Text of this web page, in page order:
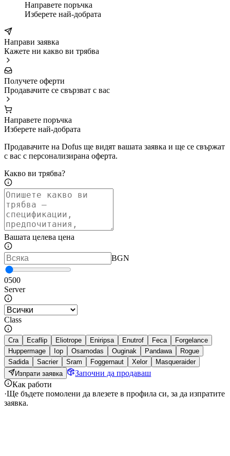
Направете поръчка
Изберете най-добрата
Направи заявка
Кажете ни какво ви трябва
Получете оферти
Продавачите се свързват с вас
Направете поръчка
Изберете най-добрата
Продавачите на Dofus ще видят вашата заявка и ще се свържат
с вас с персонализирана оферта.
Какво ви трябва?
Вашата целева цена
BGN
0500
Server
Class
Cra Ecaflip Eliotrope Eniripsa Enutrof Feca
Forgelance
Huppermage
Iop Osamodas Ouginak Pandawa
Rogue
Sadida
Sacrier Sram Foggernaut Xelor
Masqueraider
Изпрати заявка
Започни да продаваш
Как работи
·Ще бъдете помолени да влезете в профила си, за да изпратите
заявка.